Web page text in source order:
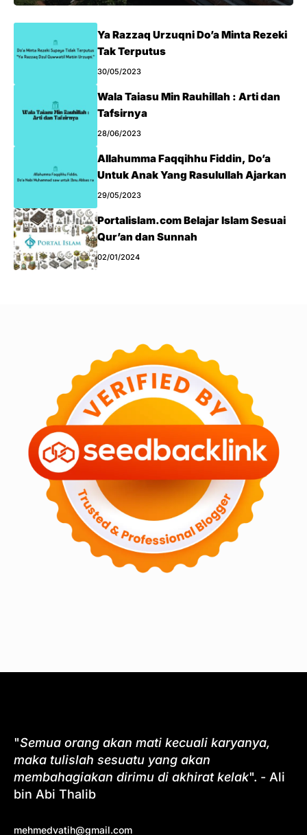
Ya Razzaq Urzuqni Do’a Minta Rezeki
Tak Terputus
30/05/2023
Wala Taiasu Min Rauhillah : Arti dan
Tafsirnya
28/06/2023
Allahumma Faqqihhu Fiddin, Do’a
Untuk Anak Yang Rasulullah Ajarkan
29/05/2023
Portalislam.com Belajar Islam Sesuai
Qur’an dan Sunnah
02/01/2024
"Semua orang akan mati kecuali karyanya,
maka tulislah sesuatu yang akan
membahagiakan dirimu di akhirat kelak". - Ali
bin Abi Thalib
mehmedvatih@gmail.com